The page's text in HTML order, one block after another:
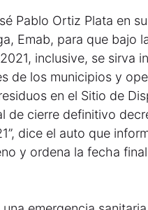
Pablo Ortiz Plata en
Emab, para que bajo
inclusive, se sirva
de los municipios y
en el Sitio de
de cierre definitivo
dice el auto que
y ordena la fecha